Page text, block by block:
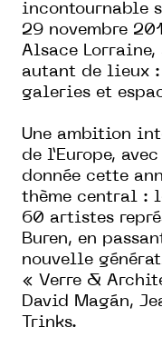
incontournable
29 novembre
Alsace Lorraine,
autant de lieux :
galeries et
Une ambition
de l’Europe,
donnée cette
thème central :
60 artistes
Buren, en
nouvelle
« Verre &
David Magán,
Trinks.